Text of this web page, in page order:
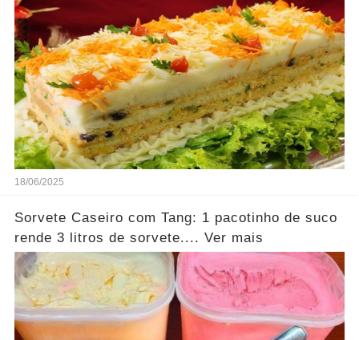
18/06/2025
Sorvete Caseiro com Tang: 1 pacotinho de suco
rende 3 litros de sorvete.... Ver mais